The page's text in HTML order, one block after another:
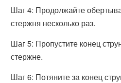
Шаг 4: Продолжайте
стержня несколько раз.
Шаг 5: Пропустите конец
стержне.
Шаг 6: Потяните за конец